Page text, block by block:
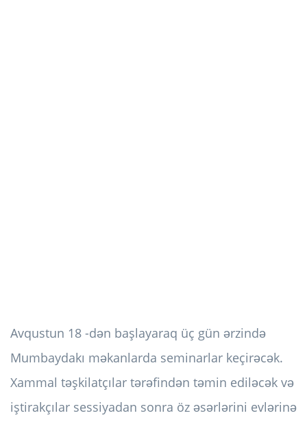
Avqustun 18 -dən başlayaraq üç gün ərzində
Mumbaydakı məkanlarda seminarlar keçirəcək.
Xammal təşkilatçılar tərəfindən təmin ediləcək və
iştirakçılar sessiyadan sonra öz əsərlərini evlərinə